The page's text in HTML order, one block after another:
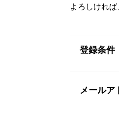
よろしけれ
登録条件
メールア